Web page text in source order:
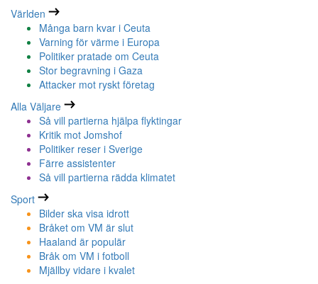
Världen
Många barn kvar i Ceuta
Varning för värme i Europa
Politiker pratade om Ceuta
Stor begravning i Gaza
Attacker mot ryskt företag
Alla Väljare
Så vill partierna hjälpa flyktingar
Kritik mot Jomshof
Politiker reser i Sverige
Färre assistenter
Så vill partierna rädda klimatet
Sport
Bilder ska visa idrott
Bråket om VM är slut
Haaland är populär
Bråk om VM i fotboll
Mjällby vidare i kvalet